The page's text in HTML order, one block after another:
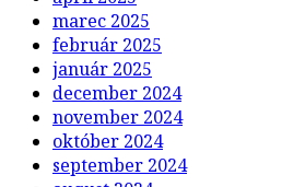
marec 2025
február 2025
január 2025
december 2024
november 2024
október 2024
september 2024